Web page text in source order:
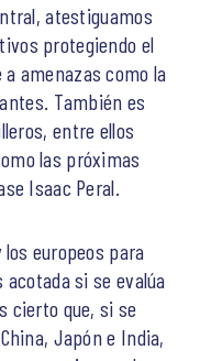
atestiguamos
protegiendo el
amenazas como la
También es
entre ellos
las próximas
Isaac Peral.
europeos para
si se evalúa
cierto que, si se
Japón e India,